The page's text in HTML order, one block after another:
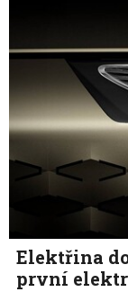
Elektřina
první